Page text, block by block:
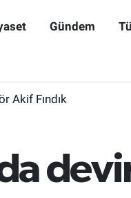
Gündem
Akif Fındık